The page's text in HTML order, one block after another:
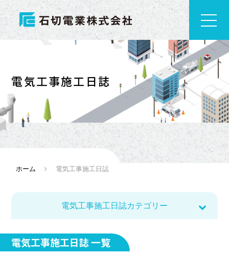
電気工事施工日誌
ホーム 電気工事施工日誌
電気工事施工日誌カテゴリー
全ての日誌
電気工事施工日誌 一覧